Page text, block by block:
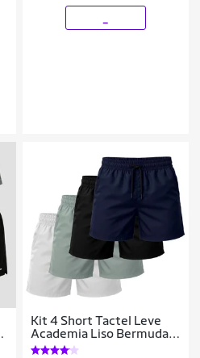
Kit 4 Short Tactel Leve
Academia Liso Bermuda
Masculina